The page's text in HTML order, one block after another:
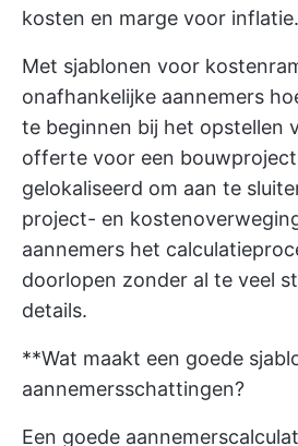
kosten en marge voor inflatie.
Met sjablonen voor
onafhankelijke aannemers
te beginnen bij het opstellen
offerte voor een
gelokaliseerd om aan te
project- en
aannemers het
doorlopen zonder al te veel
details.
**Wat maakt een goede
aannemersschattingen?
Een goede